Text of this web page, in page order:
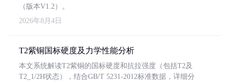
（版本V1.2）。
2026年8月4日
T2紫铜国标硬度及力学性能分析
本文系统解读T2紫铜的国标硬度和抗拉强度（包括T2及
T2_1/2H状态），结合GB/T 5231-2012标准数据，详细分